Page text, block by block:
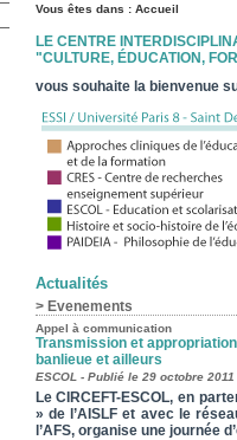
Vous êtes dans : Accueil
LE CENTRE
"CULTURE, ÉDUCATION,
vous souhaite la bienvenue
Actualités
> Evenements
Appel à communication
Transmission et
banlieue et ailleurs
ESCOL - Publié le 29 octobre 2011
Le CIRCEFT-ESCOL, en
» de l’AISLF et avec le
l’AFS, organise une journée